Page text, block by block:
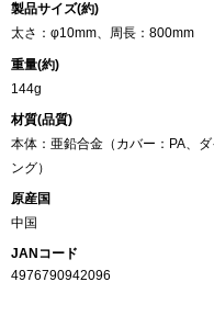
製品サイズ(約)
太さ：φ10mm、周長：800mm
重量(約)
144g
材質(品質)
本体：亜鉛合金（カバー：PA、
ング）
原産国
中国
JANコード
4976790942096